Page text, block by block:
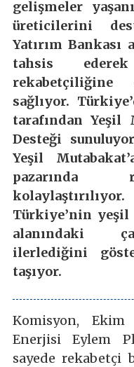
gelişmeler
üreticilerini
Yatırım Bankası
tahsis
sağlıyor.
tarafından Yeşil
Desteği
Yeşil
pazarında
Türkiye’nin
alanındaki
ilerlediğini
taşıyor.
Komisyon, Ekim
Enerjisi Eylem
sayede